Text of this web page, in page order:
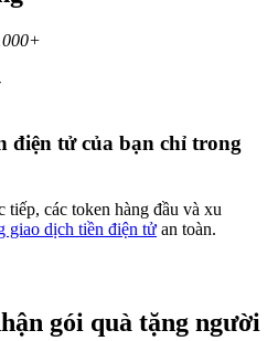
hối, kim loại quý và hàng hóa
điện tử của bạn chỉ trong
các token hàng đầu và xu
giao dịch tiền điện tử an toàn.
gói quà tặng người